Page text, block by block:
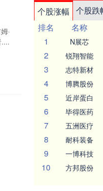
·
个股涨幅 个股跌
排名
名称
1
N展芯
2 锐翔智能
3 志特新材
4 博腾股份
5 近岸蛋白
6 毕得医药
7 五洲医疗
8 耐科装备
9 一博科技
10 方邦股份